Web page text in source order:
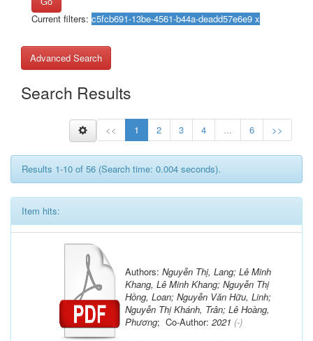
Current filters:
Advanced Search
Search Results
<< 1 2 3 4 ... 6 >>
Results 1-10 of 56 (Search time: 0.004 seconds).
Item hits:
Authors: Nguyễn Thị, Lang; Lê Minh
Khang, Lê Minh Khang; Nguyễn Thị
Hồng, Loan; Nguyễn Văn Hữu, Linh;
Nguyễn Thị Khánh, Trân; Lê Hoàng,
Phương; Co-Author: 2021 (-)